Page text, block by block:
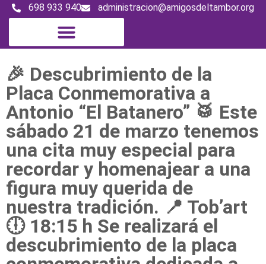
698 933 940 administracion@amigosdeltambor.org
🎉 Descubrimiento de la
Placa Conmemorativa a
Antonio “El Batanero” 🥁 Este
sábado 21 de marzo tenemos
una cita muy especial para
recordar y homenajear a una
figura muy querida de
nuestra tradición. 📍 Tob’art
🕕 18:15 h Se realizará el
descubrimiento de la placa